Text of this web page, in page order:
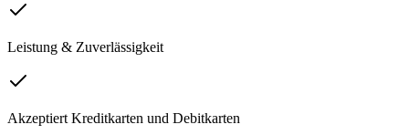
Leistung & Zuverlässigkeit
Akzeptiert Kreditkarten und Debitkarten